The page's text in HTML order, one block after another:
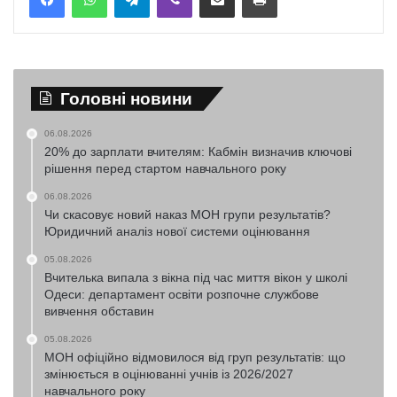
Головні новини
06.08.2026
20% до зарплати вчителям: Кабмін визначив ключові
рішення перед стартом навчального року
06.08.2026
Чи скасовує новий наказ МОН групи результатів?
Юридичний аналіз нової системи оцінювання
05.08.2026
Вчителька випала з вікна під час миття вікон у школі
Одеси: департамент освіти розпочне службове
вивчення обставин
05.08.2026
МОН офіційно відмовилося від груп результатів: що
змінюється в оцінюванні учнів із 2026/2027
навчального року